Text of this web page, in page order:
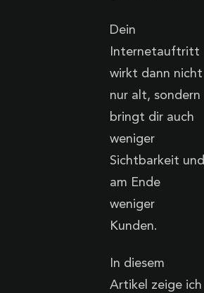
Dein
Internetauftritt
wirkt dann nicht
nur alt, sondern
bringt dir auch
weniger
Sichtbarkeit und
am Ende
weniger
Kunden.
In diesem
Artikel zeige ich